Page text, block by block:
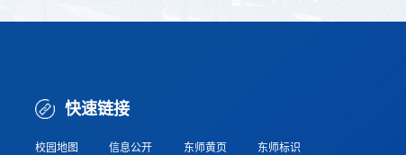
快速链接
校园地图 信息公开 东师黄页 东师标识